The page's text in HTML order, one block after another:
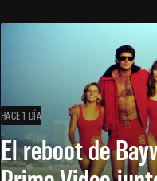
HACE 1 DÍA
El reboot de